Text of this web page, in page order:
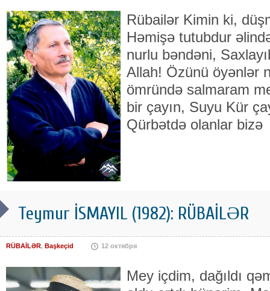
Rübailər Kimin ki,
Həmişə tutubdur
nurlu bəndəni,
Allah! Özünü öyənlər
ömründə salmaram
bir çayın, Suyu Kür
Qürbətdə olanlar bizə
Teymur İSMAYIL (1982): RÜBAİLƏR
RÜBAİLƏR, Başkeçid 12 октября
Mey içdim, dağıldı